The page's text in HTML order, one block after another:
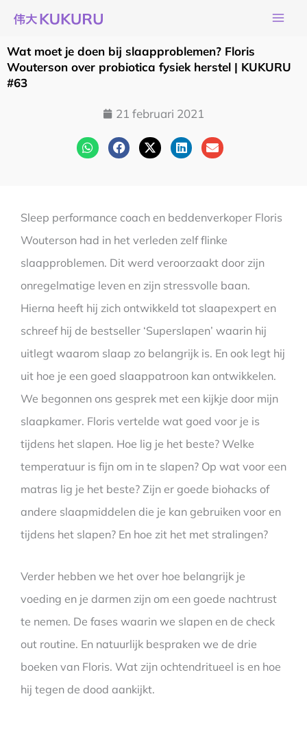
naar
de
inhoud
Wat moet je doen bij slaapproblemen? Floris
Wouterson over probiotica fysiek herstel | KUKURU
#63
21 februari 2021
Sleep performance coach en beddenverkoper Floris
Wouterson had in het verleden zelf flinke
slaapproblemen. Dit werd veroorzaakt door zijn
onregelmatige leven en zijn stressvolle baan.
Hierna heeft hij zich ontwikkeld tot slaapexpert en
schreef hij de bestseller ‘Superslapen’ waarin hij
uitlegt waarom slaap zo belangrijk is. En ook legt hij
uit hoe je een goed slaappatroon kan ontwikkelen.
We begonnen ons gesprek met een kijkje door mijn
slaapkamer. Floris vertelde wat goed voor je is
tijdens het slapen. Hoe lig je het beste? Welke
temperatuur is fijn om in te slapen? Op wat voor een
matras lig je het beste? Zijn er goede biohacks of
andere slaapmiddelen die je kan gebruiken voor en
tijdens het slapen? En hoe zit het met stralingen?
Verder hebben we het over hoe belangrijk je
voeding en je darmen zijn om een goede nachtrust
te nemen. De fases waarin we slapen en de check
out routine. En natuurlijk bespraken we de drie
boeken van Floris. Wat zijn ochtendritueel is en hoe
hij tegen de dood aankijkt.